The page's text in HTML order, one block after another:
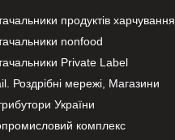
продуктів харчування
nonfood
Private Label
Роздрібні мережі, Магазини
України
комплекс